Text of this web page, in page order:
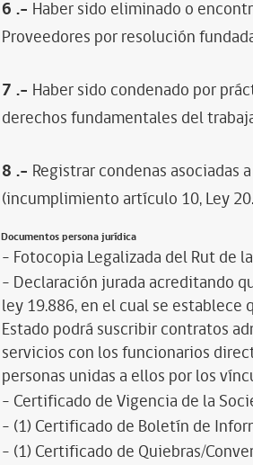
6 .- Haber sido eliminado o
Proveedores por resolución
7 .- Haber sido condenado por
derechos fundamentales del
8 .- Registrar condenas asociadas
(incumplimiento artículo 10, Ley
Documentos persona jurídica
- Fotocopia Legalizada del Rut de
- Declaración jurada acreditando
ley 19.886, en el cual se
Estado podrá suscribir contratos
servicios con los funcionarios
personas unidas a ellos por los
- Certificado de Vigencia de la
- (1) Certificado de Boletín de
- (1) Certificado de Quiebras/